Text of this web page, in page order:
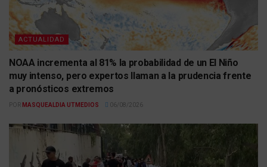
ACTUALIDAD
NOAA incrementa al 81% la probabilidad de un El Niño
muy intenso, pero expertos llaman a la prudencia frente
a pronósticos extremos
POR MASQUEALDIA UTMEDIOS 06/08/2026